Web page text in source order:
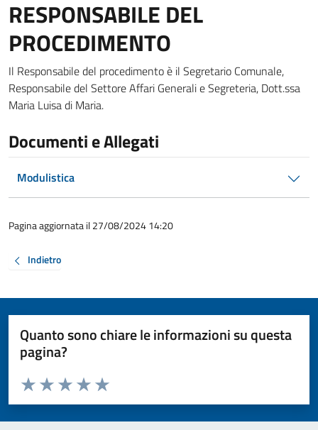
RESPONSABILE DEL
PROCEDIMENTO
Il Responsabile del procedimento è il Segretario Comunale,
Responsabile del Settore Affari Generali e Segreteria, Dott.ssa
Maria Luisa di Maria.
Documenti e Allegati
Modulistica
Pagina aggiornata il 27/08/2024 14:20
Indietro
Quanto sono chiare le informazioni su questa
pagina?
Valuta da 1 a 5 stelle la pagina
Valuta 5 stelle su 5
Valuta 4 stelle su 5
Valuta 3 stelle su 5
Valuta 2 stelle su 5
Valuta 1 stelle su 5